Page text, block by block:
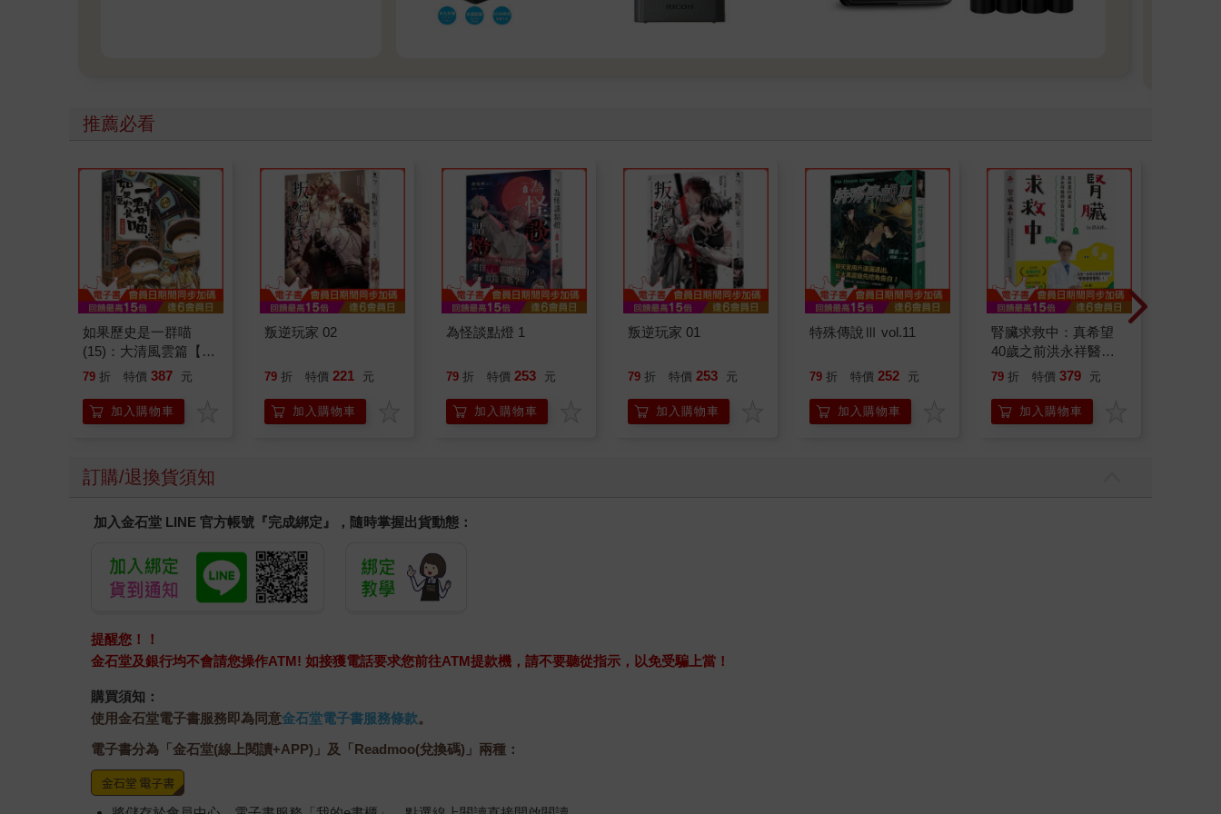
推薦必看
如果歷史是一群喵
(15)：大清風雲篇【萌
貓漫畫學歷史】
79 折 特價 387 元
加入購物車
叛逆玩家 02
79 折 特價 221 元
加入購物車
為怪談點燈 1
79 折 特價 253 元
加入購物車
叛逆玩家 01
79 折 特價 253 元
加入購物車
特殊傳說Ⅲ vol.11
79 折 特價 252 元
加入購物車
腎臟求救中：真希望
40歲之前洪永祥醫師
就告訴我這些事
79 折 特價 379 元
加入購物車
訂購/退換貨須知
加入金石堂 LINE 官方帳號『完成綁定』，隨時掌握出貨動態：
提醒您！！
金石堂及銀行均不會請您操作ATM! 如接獲電話要求您前往ATM提款機，請不要聽從指示，以免受騙上當！
購買須知：
使用金石堂電子書服務即為同意金石堂電子書服務條款。
電子書分為「金石堂(線上閱讀+APP)」及「Readmoo(兌換碼)」兩種：